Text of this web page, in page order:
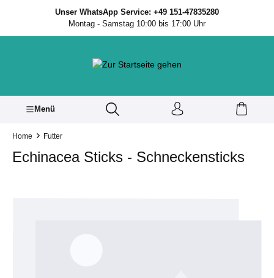
springenUnser WhatsApp Service: +49 151-47835280
Montag - Samstag 10:00 bis 17:00 Uhr
Menü
Home Futter
Echinacea Sticks - Schneckensticks